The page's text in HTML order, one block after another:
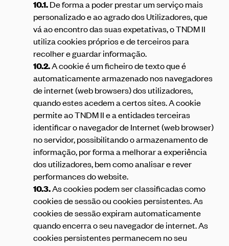
10.1.De forma a poder prestar um serviço mais
personalizado e ao agrado dos Utilizadores, que
vá ao encontro das suas expetativas, o TNDM II
utiliza cookies próprios e de terceiros para
recolher e guardar informação.
10.2.A cookie é um ficheiro de texto que é
automaticamente armazenado nos navegadores
de internet (web browsers) dos utilizadores,
quando estes acedem a certos sites. A cookie
permite ao TNDM II e a entidades terceiras
identificar o navegador de Internet (web browser)
no servidor, possibilitando o armazenamento de
informação, por forma a melhorar a experiência
dos utilizadores, bem como analisar e rever
performances do website.
10.3.As cookies podem ser classificadas como
cookies de sessão ou cookies persistentes. As
cookies de sessão expiram automaticamente
quando encerra o seu navegador de internet. As
cookies persistentes permanecem no seu